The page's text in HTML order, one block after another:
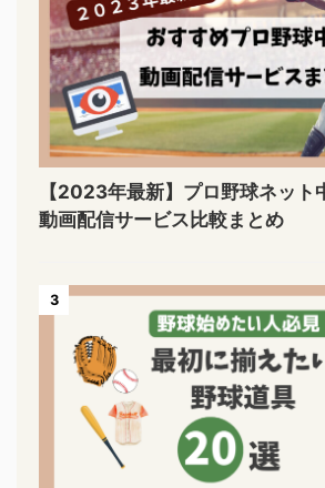
【2023年最新】プロ野球ネット
動画配信サービス比較まとめ
3